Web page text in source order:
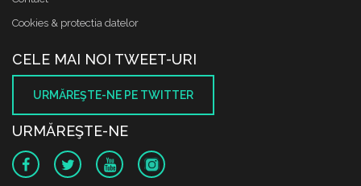
Cookies & protectia datelor
CELE MAI NOI TWEET-URI
URMĂREŞTE-NE PE TWITTER
URMĂREŞTE-NE